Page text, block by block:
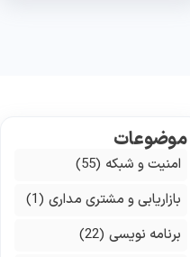
موضوعات
امنیت و شبکه(55)
بازاریابی و مشتری مداری(1)
برنامه نویسی(22)